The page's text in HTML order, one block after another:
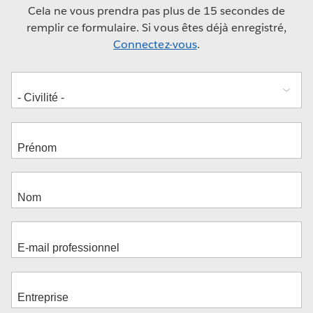
Cela ne vous prendra pas plus de 15 secondes de
remplir ce formulaire. Si vous êtes déjà enregistré,
Connectez-vous.